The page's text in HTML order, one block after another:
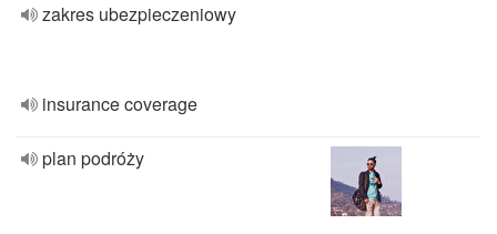
zakres ubezpieczeniowy
insurance coverage
plan podróży